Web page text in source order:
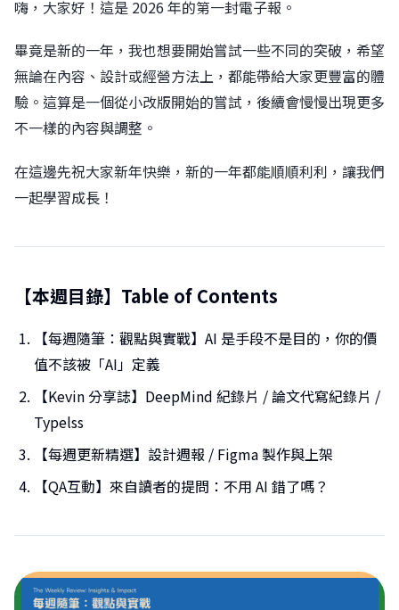
嗨，大家好！這是 2026 年的第一封電子報。
畢竟是新的一年，我也想要開始嘗試一些不同的突破，希望
無論在內容、設計或經營方法上，都能帶給大家更豐富的體
驗。這算是一個從小改版開始的嘗試，後續會慢慢出現更多
不一樣的內容與調整。
在這邊先祝大家新年快樂，新的一年都能順順利利，讓我們
一起學習成長！
【本週目錄】Table of Contents
【每週隨筆：觀點與實戰】AI 是手段不是目的，你的價
值不該被「AI」定義
【Kevin 分享誌】DeepMind 紀錄片 / 論文代寫紀錄片 /
Typelss
【每週更新精選】設計週報 / Figma 製作與上架
【QA互動】來自讀者的提問：不用 AI 錯了嗎？